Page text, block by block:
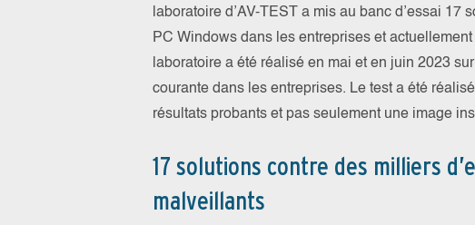
laboratoire d’AV-TEST a mis au banc d’essai
PC Windows dans les entreprises et
laboratoire a été réalisé en mai et en juin 2023
courante dans les entreprises. Le test a été
résultats probants et pas seulement une image
17 solutions contre des milliers
malveillants